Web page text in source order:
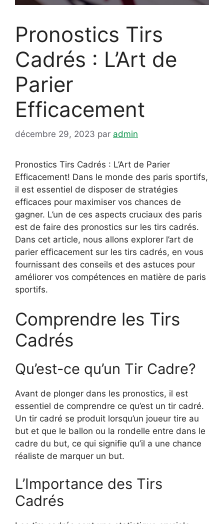
Pronostics Tirs
Cadrés : L’Art de
Parier
Efficacement
décembre 29, 2023 par admin
Pronostics Tirs Cadrés : L’Art de Parier
Efficacement! Dans le monde des paris sportifs,
il est essentiel de disposer de stratégies
efficaces pour maximiser vos chances de
gagner. L’un de ces aspects cruciaux des paris
est de faire des pronostics sur les tirs cadrés.
Dans cet article, nous allons explorer l’art de
parier efficacement sur les tirs cadrés, en vous
fournissant des conseils et des astuces pour
améliorer vos compétences en matière de paris
sportifs.
Comprendre les Tirs
Cadrés
Qu’est-ce qu’un Tir Cadre?
Avant de plonger dans les pronostics, il est
essentiel de comprendre ce qu’est un tir cadré.
Un tir cadré se produit lorsqu’un joueur tire au
but et que le ballon ou la rondelle entre dans le
cadre du but, ce qui signifie qu’il a une chance
réaliste de marquer un but.
L’Importance des Tirs
Cadrés